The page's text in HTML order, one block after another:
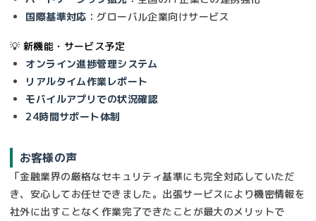
国際基準対応 ：グローバル企業向けサービス
💡 新機能・サービス予定
オンライン進捗管理システム
リアルタイム作業レポート
モバイルアプリでの状況確認
24時間サポート体制
お客様の声
「金融業界の厳格なセキュリティ基準にも完全対応していただ
き、安心してお任せできました。出張サービスにより機密情報を
社外に出すことなく作業完了できたことが最大のメリットで